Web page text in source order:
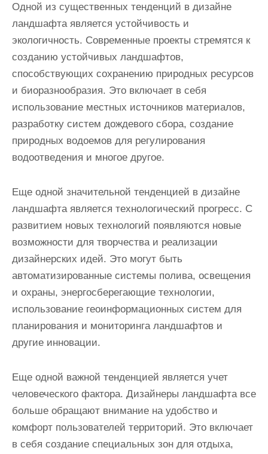
Одной из существенных тенденций в дизайне
ландшафта является устойчивость и
экологичность. Современные проекты стремятся к
созданию устойчивых ландшафтов,
способствующих сохранению природных ресурсов
и биоразнообразия. Это включает в себя
использование местных источников материалов,
разработку систем дождевого сбора, создание
природных водоемов для регулирования
водоотведения и многое другое.
Еще одной значительной тенденцией в дизайне
ландшафта является технологический прогресс. С
развитием новых технологий появляются новые
возможности для творчества и реализации
дизайнерских идей. Это могут быть
автоматизированные системы полива, освещения
и охраны, энергосберегающие технологии,
использование геоинформационных систем для
планирования и мониторинга ландшафтов и
другие инновации.
Еще одной важной тенденцией является учет
человеческого фактора. Дизайнеры ландшафта все
больше обращают внимание на удобство и
комфорт пользователей территорий. Это включает
в себя создание специальных зон для отдыха,